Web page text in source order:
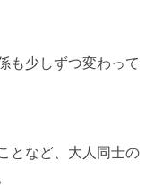
も少しずつ変わって
となど、大人同士の